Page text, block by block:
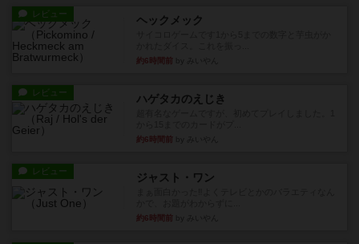
レビュー ヘックメック
約6時間前
レビュー ハゲタカのえじき
約6時間前
レビュー ジャスト・ワン
約6時間前